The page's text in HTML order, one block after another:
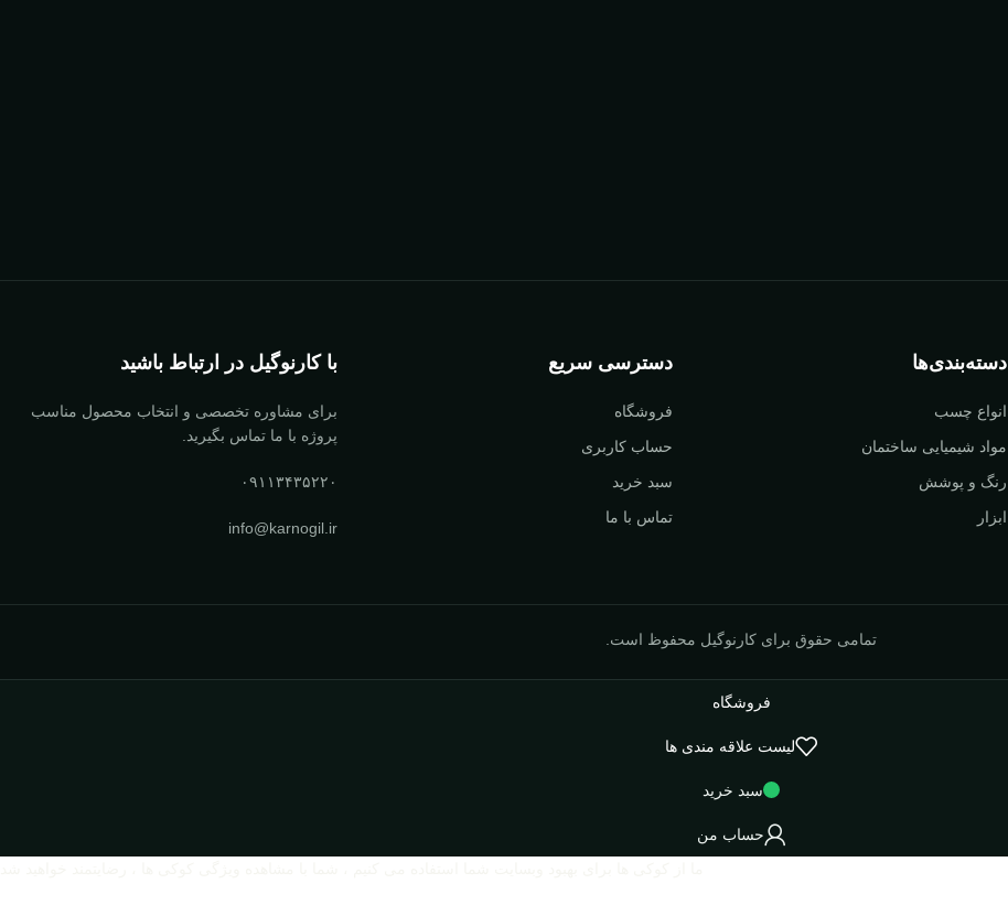
دسته‌بندی‌ها
انواع چسب
مواد شیمیایی ساختمان
رنگ و پوشش
ابزار
دسترسی سریع
فروشگاه
حساب کاربری
سبد خرید
تماس با ما
با کارنوگیل در ارتباط باشید
برای مشاوره تخصصی و انتخاب محصول مناسب
پروژه با ما تماس بگیرید.
۰۹۱۱۳۴۳۵۲۲۰
info@karnogil.ir
تمامی حقوق برای کارنوگیل محفوظ است.
فروشگاه
لیست علاقه مندی ها
سبد خرید
حساب من